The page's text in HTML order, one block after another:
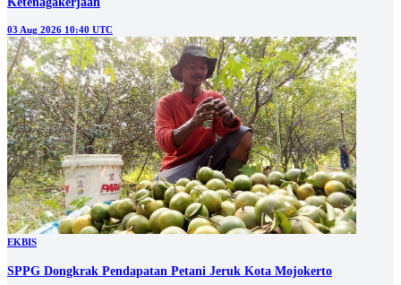
03 Aug 2026 10:40 UTC
EKBIS
SPPG Dongkrak Pendapatan Petani Jeruk Kota Mojokerto